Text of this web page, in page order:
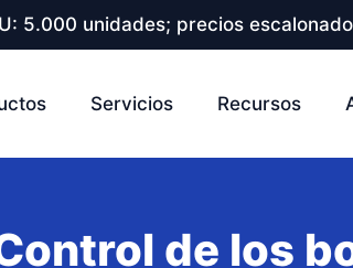
5.000 unidades; precios
Servicios Recursos
de los